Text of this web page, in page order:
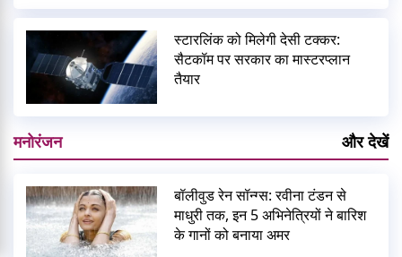
स्टारलिंक को मिलेगी देसी टक्कर:
सैटकॉम पर सरकार का मास्टरप्लान
तैयार
मनोरंजन और देखें
बॉलीवुड रेन सॉन्ग्स: रवीना टंडन से
माधुरी तक, इन 5 अभिनेत्रियों ने बारिश
के गानों को बनाया अमर